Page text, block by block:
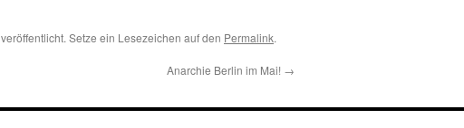
veröffentlicht. Setze ein Lesezeichen auf den Permalink.
Anarchie Berlin im Mai! →